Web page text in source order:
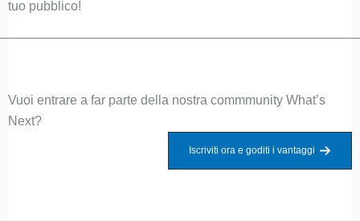
tuo pubblico!
Vuoi entrare a far parte della nostra commmunity What’s
Next?
Iscriviti ora e goditi i vantaggi